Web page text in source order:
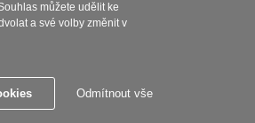
HOGANI
můžete udělit ke
a své volby změnit v
Odmítnout vše